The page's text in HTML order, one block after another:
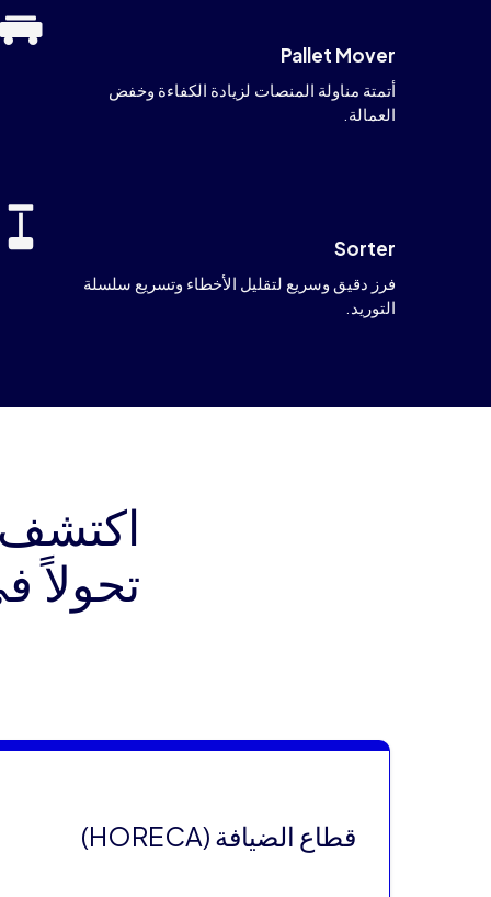
Pallet Mover
أتمتة مناولة المنصات لزيادة الكفاءة وخفض
العمالة.
Sorter
فرز دقيق وسريع لتقليل الأخطاء وتسريع سلسلة
التوريد.
تحولاً
قطاع الضيافة (HORECA)